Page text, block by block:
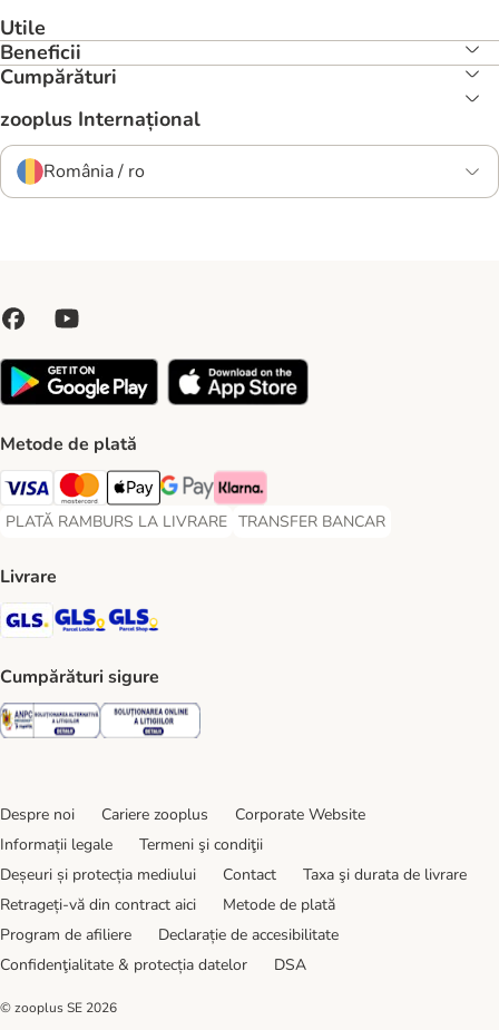
Utile
Beneficii
Cumpărături
zooplus Internațional
România / ro
Metode de plată
Visa Payment Method
Master Card Payment Method
Apple Pay Payment Method
Google Pay Payment Method
Klarna Payment Method
PLATĂ RAMBURS LA LIVRARE
PLATĂ RAMBURS LA LIVRARE Payment Method
TRANSFER BANCAR
TRANSFER BANCAR Payment
Livrare
GLS Shipping Method
GLS Locker Shipping Method
Cumpărături sigure
Security Security
Despre noi Cariere zooplus
Corporate Website
Informații legale
Termeni şi condiţii
Deșeuri și protecția mediului
Contact
Taxa şi durata de livrare
Retrageți-vă din contract aici
Metode de plată
Program de afiliere
Declarație de accesibilitate
Confidenţialitate & protecția datelor
DSA
© zooplus SE 2026